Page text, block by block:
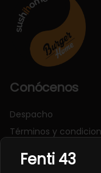
Conócenos
Despacho
Términos y
Política de privacidad
Fenti 43